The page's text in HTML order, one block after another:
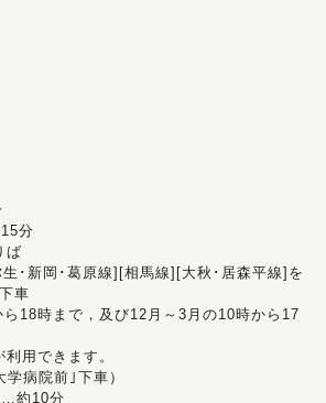
分
ば
･新岡･葛原線][相馬線][大秋･居森平線]を
車
18時まで，及び12月～3月の10時から17
利用できます。
学病院前｣下車）
…約10分